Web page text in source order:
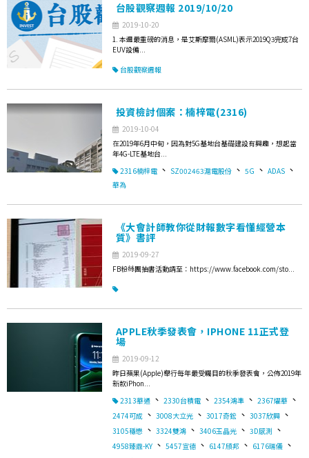
台股觀察週報 2019/10/20
2019-10-20
1. 本週最重磅的消息，是艾斯摩爾(ASML)表示2019Q3完成7台
EUV設備...
台股觀察週報
投資檢討個案：楠梓電(2316)
2019-10-04
在2019年6月中旬，因為對5G基地台基礎建設有興趣，想起當
年4G-LTE基地台...
2316楠梓電 、 SZ002463滬電股份 、 5G 、 ADAS 、
華為
《大會計師教你從財報數字看懂經營本
質》書評
2019-09-27
FB粉絲團抽書活動請至：https://www.facebook.com/sto...
APPLE秋季發表會，IPHONE 11正式登
場
2019-09-12
昨日蘋果(Apple)舉行每年最受矚目的秋季發表會，公佈2019年
新款iPhon...
2313華通 、 2330台積電 、 2354鴻準 、 2367燿華 、
2474可成 、 3008大立光 、 3017奇鋐 、 3037欣興 、
3105穩懋 、 3324雙鴻 、 3406玉晶光 、 3D感測 、
4958臻鼎-KY 、 5457宣德 、 6147頎邦 、 6176瑞儀 、